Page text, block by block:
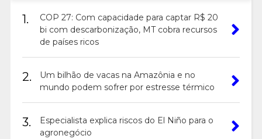
1.
COP 27: Com capacidade para captar R$ 20
bi com descarbonização, MT cobra recursos
de países ricos
2.
Um bilhão de vacas na Amazônia e no
mundo podem sofrer por estresse térmico
3.
Especialista explica riscos do El Niño para o
agronegócio